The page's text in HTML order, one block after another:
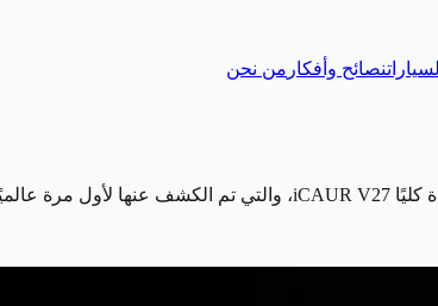
نصائح وأفكار من نحن